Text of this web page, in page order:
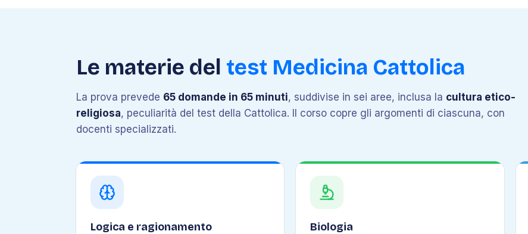
Le materie del test Medicina Cattolica
La prova prevede 65 domande in 65 minuti, suddivise in sei aree, inclusa la cultura etico-
religiosa, peculiarità del test della Cattolica. Il corso copre gli argomenti di ciascuna, con
docenti specializzati.
Logica e ragionamento Biologia